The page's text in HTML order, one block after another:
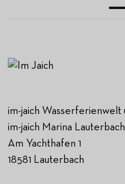
im-jaich Wasserferienwelt
im-jaich Marina Lauterbach
Am Yachthafen 1
18581 Lauterbach